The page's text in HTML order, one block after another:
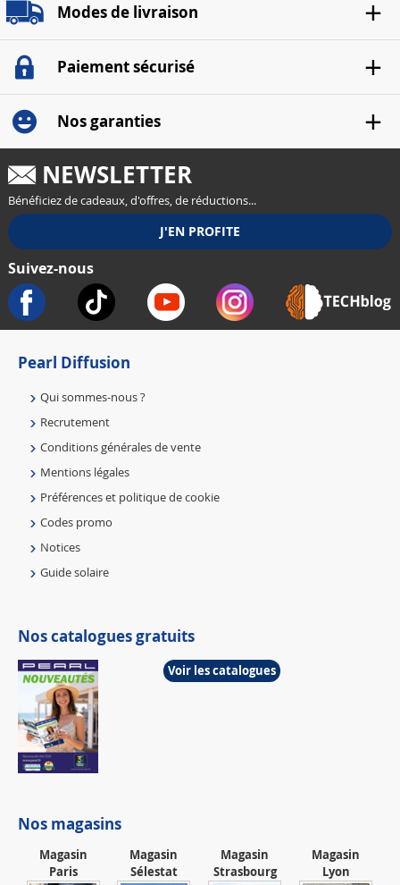
Modes de livraison
Paiement sécurisé
Nos garanties
NEWSLETTER
Bénéficiez de cadeaux, d'offres, de réductions...
Suivez-nous
Pearl Diffusion
Qui sommes-nous ?
Recrutement
Conditions générales de vente
Mentions légales
Préférences et politique de cookie
Codes promo
Notices
Guide solaire
Nos catalogues gratuits
Voir les catalogues
Nos magasins
Magasin
Paris
Magasin
Sélestat
Magasin
Strasbourg
Magasin
Lyon